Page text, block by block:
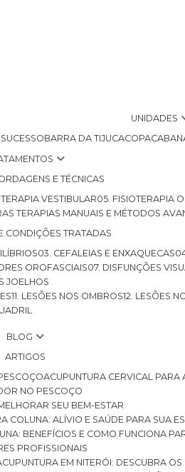
UNIDADES
BARRA DA TIJUCA
E TÉCNICAS
VESTIBULAR 05. FISIOTERAPIA
TERAPIAS MANUAIS E MÉTODOS
CONDIÇÕES TRATADAS
03. CEFALEIAS E ENXAQUECAS
OROFASCIAIS
07. DISFUNÇÕES
JOELHOS
11. LESÕES NOS OMBROS 12. LESÕES
BLOG
ARTIGOS
ACUPUNTURA CERVICAL
NO PESCOÇO
SEU BEM-ESTAR
COLUNA: ALÍVIO E SAÚDE PARA SUA
BENEFÍCIOS E COMO FUNCIONA
PROFISSIONAIS
ACUPUNTURA EM NITERÓI: DESCUBRA